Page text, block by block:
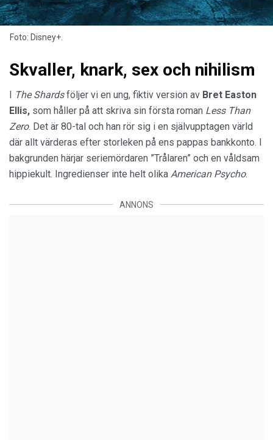
Foto: Disney+.
Skvaller, knark, sex och nihilism
I The Shardsföljer vi en ung, fiktiv version av Bret Easton
Ellis, som håller på att skriva sin första roman Less Than
Zero. Det är 80-tal och han rör sig i en självupptagen värld
där allt värderas efter storleken på ens pappas bankkonto. I
bakgrunden härjar seriemördaren ”Trålaren” och en våldsam
hippiekult. Ingredienser inte helt olika American Psycho.
ANNONS